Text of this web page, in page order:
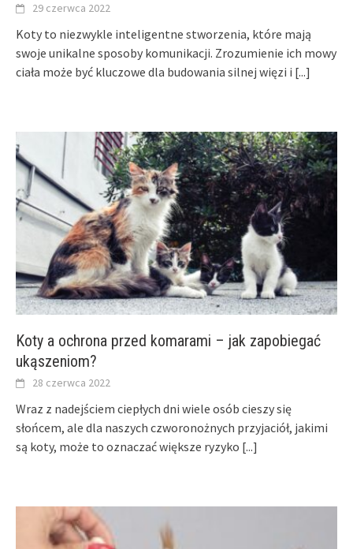
29 czerwca 2022
Koty to niezwykle inteligentne stworzenia, które mają
swoje unikalne sposoby komunikacji. Zrozumienie ich mowy
ciała może być kluczowe dla budowania silnej więzi i [...]
Koty a ochrona przed komarami – jak zapobiegać
ukąszeniom?
28 czerwca 2022
Wraz z nadejściem ciepłych dni wiele osób cieszy się
słońcem, ale dla naszych czworonożnych przyjaciół, jakimi
są koty, może to oznaczać większe ryzyko [...]